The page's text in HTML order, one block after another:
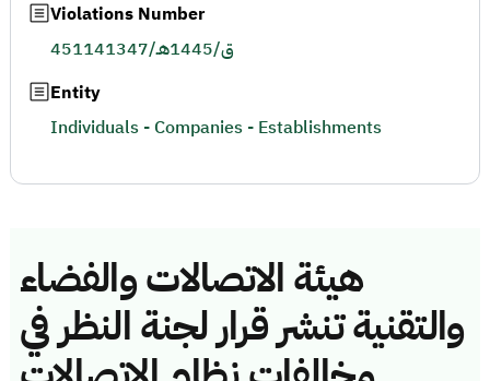
هيئة الاتصالات والفضاء
والتقنية تنشر قرار لجنة النظر في
Violations Number
451141347/ق/1445هـ
Entity
Individuals - Companies - Establishments